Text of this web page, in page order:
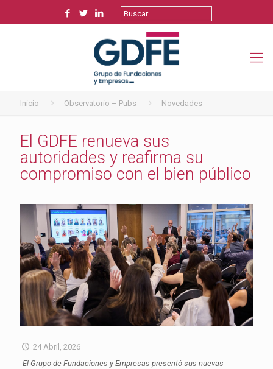
Inicio Observatorio – Pubs Novedades
El GDFE renueva sus
autoridades y reafirma su
compromiso con el bien público
24 Abril, 2026
El Grupo de Fundaciones y Empresas presentó sus nuevas